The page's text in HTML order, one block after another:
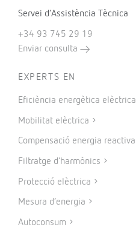
Servei d’Assistència Tècnica
+34 93 745 29 19
Enviar consulta
EXPERTS EN
Eficiència energètica elèctrica
Mobilitat elèctrica
Compensació energia reactiva
Filtratge d’harmònics
Protecció elèctrica
Mesura d’energia
Autoconsum